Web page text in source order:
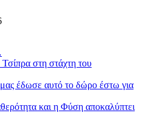
στη στάχτη του
έδωσε αυτό το δώρο έστω για
και η Φύση αποκαλύπτει